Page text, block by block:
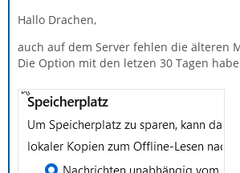
Hallo Drachen,
auch auf dem Server fehlen die älteren
Die Option mit den letzen 30 Tagen